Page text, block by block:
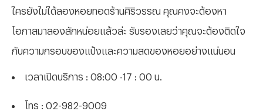
ใครยังไม่ได้ลองหอยทอดร้านศิริวรรณ คุณคงจะต้องหา
โอกาสมาลองสักหน่อยแล้วล่ะ รับรองเลยว่าคุณจะต้องติดใจ
กับความกรอบของแป้งและความสดของหอยอย่างแน่นอน
เวลาเปิดบริการ : 08:00 -17 : 00 น.
โทร : 02-982-9009